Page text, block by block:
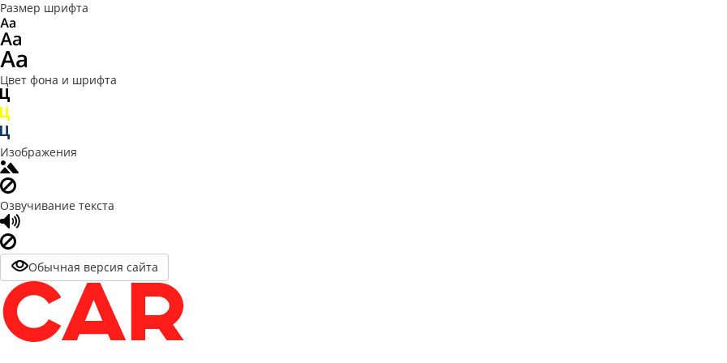
Размер шрифта
Цвет фона и шрифта
Изображения
Озвучивание текста
Обычная версия сайта